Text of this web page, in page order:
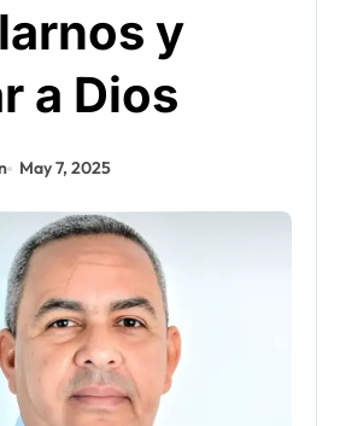
y
a Dios
May 7, 2025